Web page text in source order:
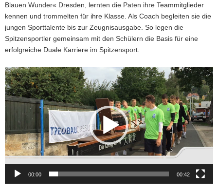
Blauen Wunder« Dresden, lernten die Paten ihre Teammitglieder
kennen und trommelten für ihre Klasse. Als Coach begleiten sie die
jungen Sporttalente bis zur Zeugnisausgabe. So legen die
Spitzensportler gemeinsam mit den Schülern die Basis für eine
erfolgreiche Duale Karriere im Spitzensport.
Video-
Player
00:00 00:42